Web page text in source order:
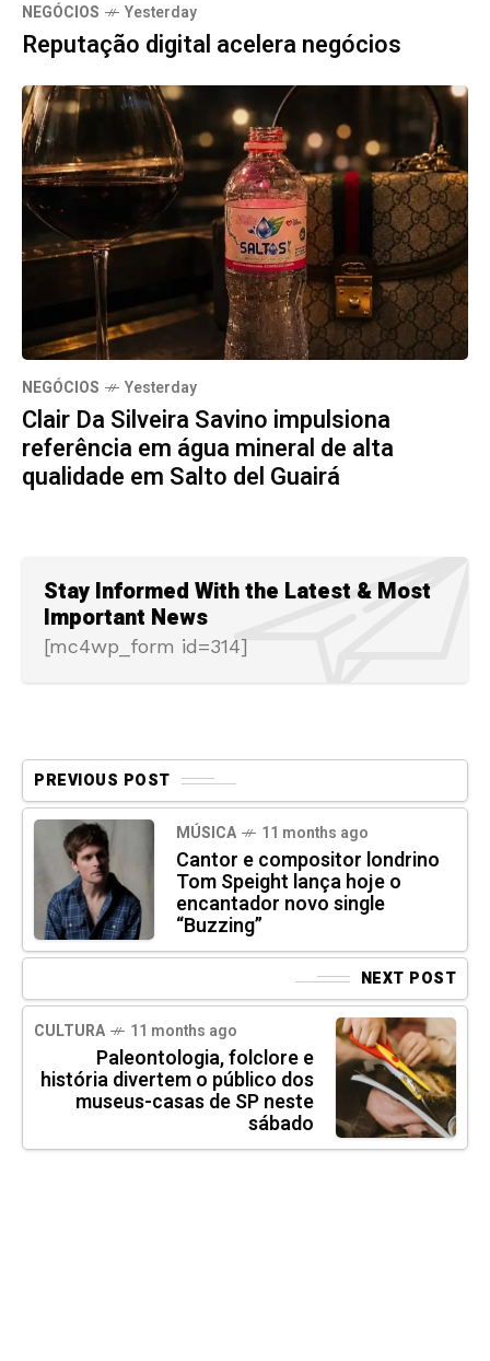
NEGÓCIOS Yesterday
Reputação digital acelera negócios
NEGÓCIOS Yesterday
Clair Da Silveira Savino impulsiona
referência em água mineral de alta
qualidade em Salto del Guairá
Stay Informed With the Latest & Most
Important News
[mc4wp_form id=314]
PREVIOUS POST
MÚSICA 11 months ago
Cantor e compositor londrino
Tom Speight lança hoje o
encantador novo single
“Buzzing”
NEXT POST
CULTURA 11 months ago
Paleontologia, folclore e
história divertem o público dos
museus-casas de SP neste
sábado